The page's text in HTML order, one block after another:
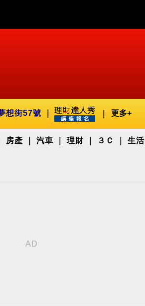
想街57號 更多+
房產 汽車 理財 ３Ｃ 生活